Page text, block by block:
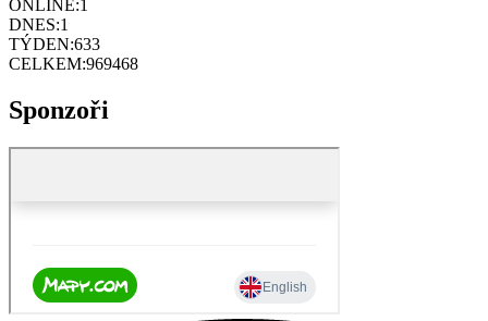
ONLINE:1
DNES:1
TÝDEN:633
CELKEM:969468
Sponzoři